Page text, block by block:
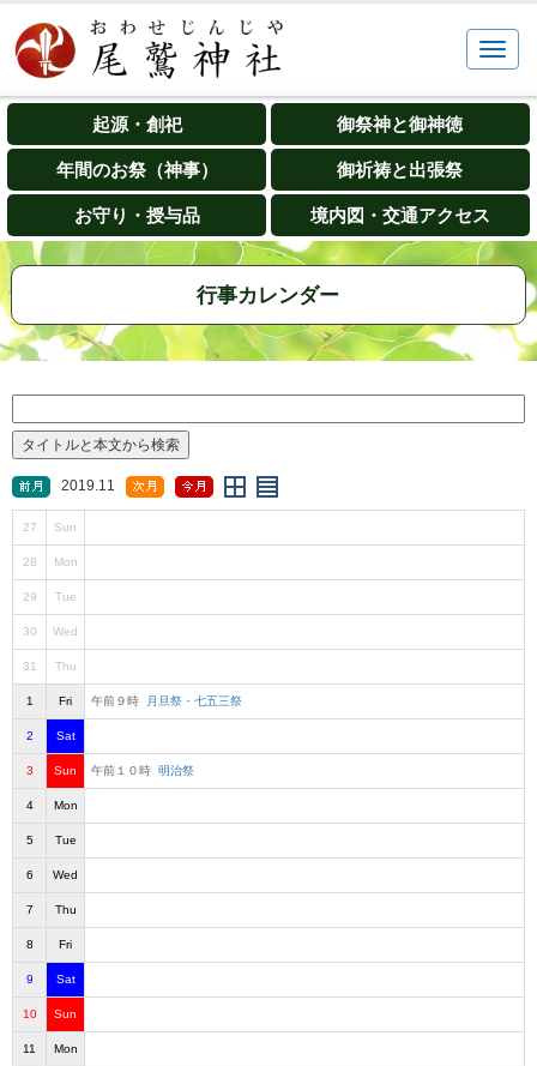
起源・創祀 御祭神と御神徳
年間のお祭（神事） 御祈祷と出張祭
お守り・授与品 境内図・交通アクセス
行事カレンダー
2019.11
27 Sun
28 Mon
29 Tue
30 Wed
31 Thu
1 Fri 午前９時 月旦祭・七五三祭
2 Sat
3 Sun 午前１０時 明治祭
4 Mon
5 Tue
6 Wed
7 Thu
8 Fri
9 Sat
10 Sun
11 Mon